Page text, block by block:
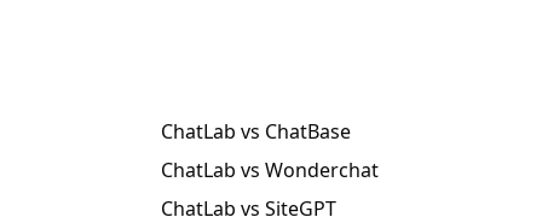
ChatLab vs ChatBase
ChatLab vs Wonderchat
ChatLab vs SiteGPT